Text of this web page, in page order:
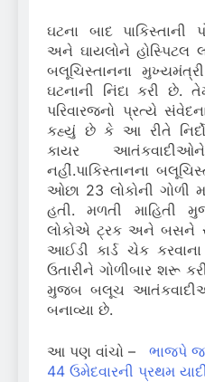
ઘટના બાદ પાકિસ્તાની
અને ઘાયલોને
બલૂચિસ્તાનના
ઘટનાની નિંદા કરી છે.
પરિવારજનો પ્રત્યે
કહ્યું છે કે આ રીતે
કાયર
નહીં.પાકિસ્તાનના
ઓછા 23 લોકોની ગોળી
હતી. મળતી માહિતી
લોકોએ ટ્રક અને બસને
આઈડી કાર્ડ ચેક
ઉતારીને ગોળીબાર શરૂ
મુજબ બલૂચ
બનાવ્યા છે.
આ પણ વાંચો – ભાજપે
44 ઉમેદવારની પ્રથમ